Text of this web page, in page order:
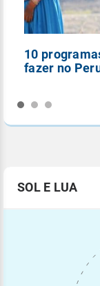
10
fazer no
SOL E LUA